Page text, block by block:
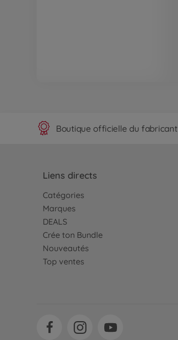
Boutique officielle du fabricant
Liens directs
Catégories
Marques
DEALS
Crée ton Bundle
Nouveautés
Top ventes